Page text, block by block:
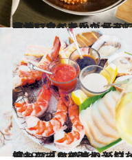
2014.7.14
エビ、カニを手づかみで豪快に食べたい！ その夢、ハワイでかなえましょう
旅＆お出かけ
2015.7.3
憧れの「ロイヤル ハワイアン」で とびきり新鮮なシーフードを味わう
旅＆お出かけ